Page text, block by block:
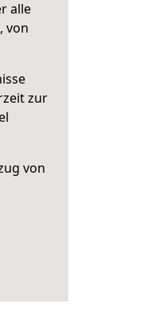
alle
von
zur
von